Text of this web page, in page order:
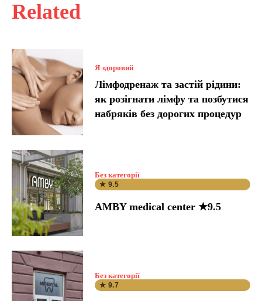
Related
Я здоровий
Лімфодренаж та застій рідини:
як розігнати лімфу та позбутися
набряків без дорогих процедур
Без категорії
★ 9.5
AMBY medical center ★9.5
Без категорії
★ 9.7